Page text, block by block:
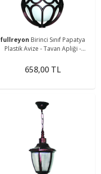
fullreyon Birinci Sınıf Papatya
Plastik Avize - Tavan Apliği -
658,00 TL